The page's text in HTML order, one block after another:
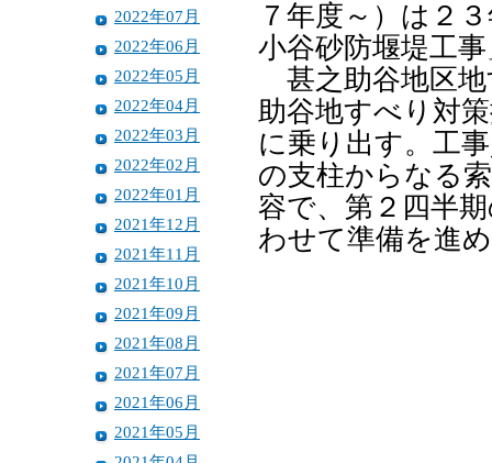
2022年07月
2022年06月
2022年05月
2022年04月
2022年03月
2022年02月
2022年01月
2021年12月
2021年11月
2021年10月
2021年09月
2021年08月
2021年07月
2021年06月
2021年05月
７年度～）は２
小谷砂防堰堤工
甚之助谷地区地
助谷地すべり対
に乗り出す。工
の支柱からなる
容で、第２四半
わせて準備を進